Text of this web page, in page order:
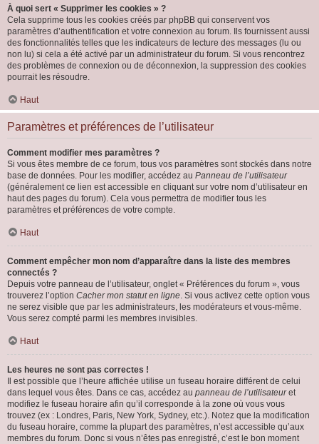
À quoi sert « Supprimer les cookies » ?
Cela supprime tous les cookies créés par phpBB qui conservent vos
paramètres d’authentification et votre connexion au forum. Ils fournissent aussi
des fonctionnalités telles que les indicateurs de lecture des messages (lu ou
non lu) si cela a été activé par un administrateur du forum. Si vous rencontrez
des problèmes de connexion ou de déconnexion, la suppression des cookies
pourrait les résoudre.
Haut
Paramètres et préférences de l’utilisateur
Comment modifier mes paramètres ?
Si vous êtes membre de ce forum, tous vos paramètres sont stockés dans notre
base de données. Pour les modifier, accédez au Panneau de l’utilisateur
(généralement ce lien est accessible en cliquant sur votre nom d’utilisateur en
haut des pages du forum). Cela vous permettra de modifier tous les
paramètres et préférences de votre compte.
Haut
Comment empêcher mon nom d’apparaître dans la liste des membres
connectés ?
Depuis votre panneau de l’utilisateur, onglet « Préférences du forum », vous
trouverez l’option Cacher mon statut en ligne. Si vous activez cette option vous
ne serez visible que par les administrateurs, les modérateurs et vous-même.
Vous serez compté parmi les membres invisibles.
Haut
Les heures ne sont pas correctes !
Il est possible que l’heure affichée utilise un fuseau horaire différent de celui
dans lequel vous êtes. Dans ce cas, accédez au panneau de l’utilisateuret
modifiez le fuseau horaire afin qu’il corresponde à la zone où vous vous
trouvez (ex : Londres, Paris, New York, Sydney, etc.). Notez que la modification
du fuseau horaire, comme la plupart des paramètres, n’est accessible qu’aux
membres du forum. Donc si vous n’êtes pas enregistré, c’est le bon moment